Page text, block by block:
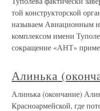
той конструкторской
называем Авиационным
комплексом имени
сокращение «АНТ»
Алинька
Алинька (окончание)
Красноармейской, где